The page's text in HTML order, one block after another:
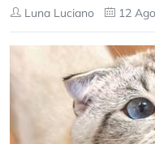
Luna Luciano 12